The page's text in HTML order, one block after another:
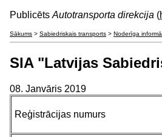
Publicēts Autotransporta direkcija (
Sākums > Sabiedriskais transports > Noderīga
SIA "Latvijas
08. Janvāris 2019
Reģistrācijas numurs